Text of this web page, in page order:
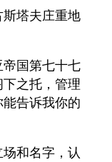
塔夫庄重地
国第七十七
之托，管理
告诉我你的
和名字，认